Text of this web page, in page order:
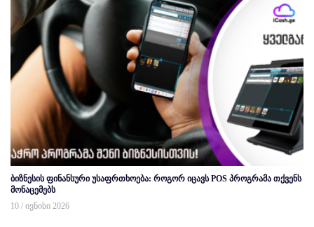
ბიზნესის ფინანსური უსაფრთხოება: როგორ იცავს POS პროგრამა თქვენს
მონაცემებს
10 / ივნისი 2026